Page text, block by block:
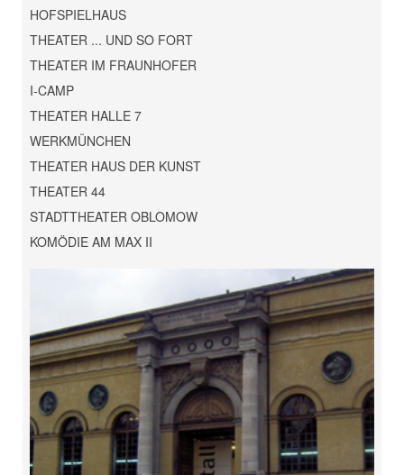
HOFSPIELHAUS
THEATER ... UND SO FORT
THEATER IM FRAUNHOFER
I-CAMP
THEATER HALLE 7
WERKMÜNCHEN
THEATER HAUS DER KUNST
THEATER 44
STADTTHEATER OBLOMOW
KOMÖDIE AM MAX II